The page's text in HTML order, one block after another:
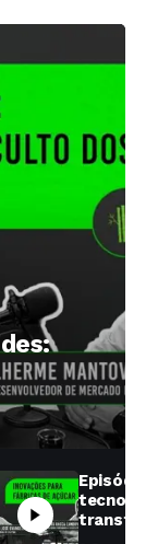
Episódio
fábricas